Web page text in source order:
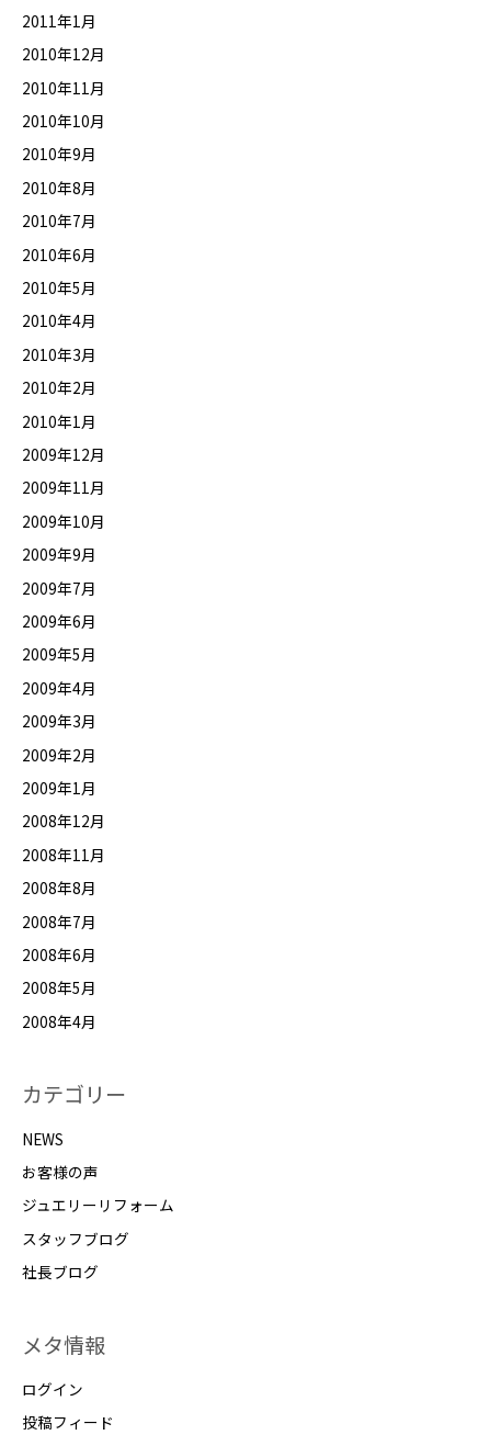
2011年1月
2010年12月
2010年11月
2010年10月
2010年9月
2010年8月
2010年7月
2010年6月
2010年5月
2010年4月
2010年3月
2010年2月
2010年1月
2009年12月
2009年11月
2009年10月
2009年9月
2009年7月
2009年6月
2009年5月
2009年4月
2009年3月
2009年2月
2009年1月
2008年12月
2008年11月
2008年8月
2008年7月
2008年6月
2008年5月
2008年4月
カテゴリー
NEWS
お客様の声
ジュエリーリフォーム
スタッフブログ
社長ブログ
メタ情報
ログイン
投稿フィード